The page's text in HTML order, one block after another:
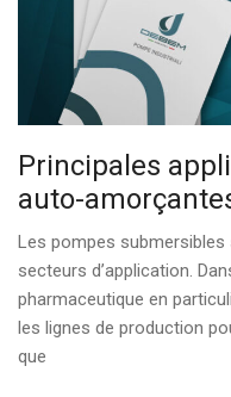
Principales
auto-
Les pompes
secteurs d’application.
pharmaceutique en
les lignes de production
que